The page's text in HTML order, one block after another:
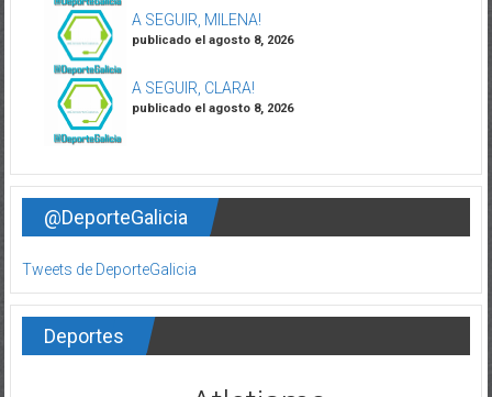
A SEGUIR, MILENA!
publicado el agosto 8, 2026
A SEGUIR, CLARA!
publicado el agosto 8, 2026
@DeporteGalicia
Tweets de DeporteGalicia
Deportes